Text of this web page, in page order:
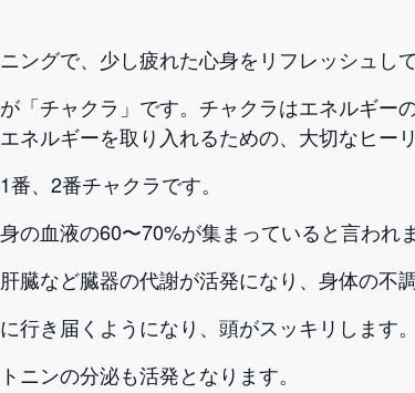
ングで、少し疲れた心身をリフレッシュし
「チャクラ」です。チャクラはエネルギー
ネルギーを取り入れるための、大切なヒー
、2番チャクラです。
の血液の60〜70%が集まっていると言われ
臓など臓器の代謝が活発になり、身体の不
行き届くようになり、頭がスッキリします。
ニンの分泌も活発となります。